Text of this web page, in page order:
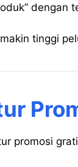
dengan
tinggi
promosi